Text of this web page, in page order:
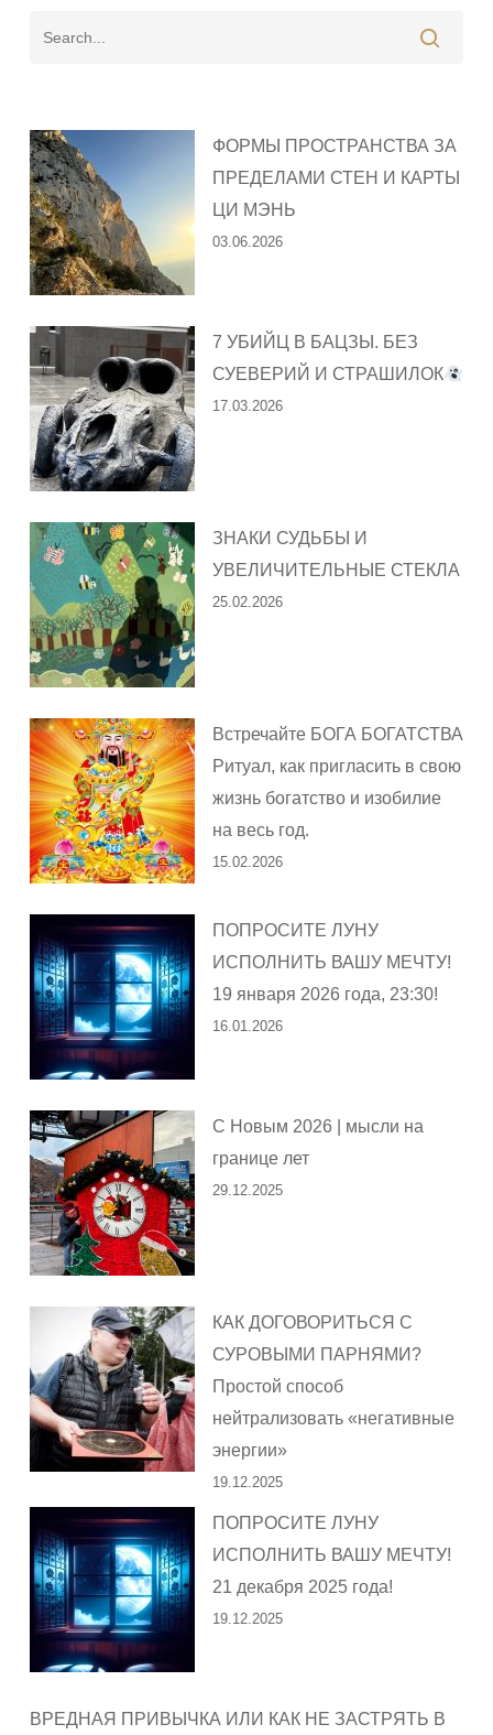
ФОРМЫ ПРОСТРАНСТВА ЗА
ПРЕДЕЛАМИ СТЕН И КАРТЫ
ЦИ МЭНЬ
03.06.2026
7 УБИЙЦ В БАЦЗЫ. БЕЗ
СУЕВЕРИЙ И СТРАШИЛОК
17.03.2026
ЗНАКИ СУДЬБЫ И
УВЕЛИЧИТЕЛЬНЫЕ СТЕКЛА
25.02.2026
Встречайте БОГА БОГАТСТВА
Ритуал, как пригласить в свою
жизнь богатство и изобилие
на весь год.
15.02.2026
ПОПРОСИТЕ ЛУНУ
ИСПОЛНИТЬ ВАШУ МЕЧТУ!
19 января 2026 года, 23:30!
16.01.2026
С Новым 2026 | мысли на
границе лет
29.12.2025
КАК ДОГОВОРИТЬСЯ С
СУРОВЫМИ ПАРНЯМИ?
Простой способ
нейтрализовать «негативные
энергии»
19.12.2025
ПОПРОСИТЕ ЛУНУ
ИСПОЛНИТЬ ВАШУ МЕЧТУ!
21 декабря 2025 года!
19.12.2025
ВРЕДНАЯ ПРИВЫЧКА ИЛИ КАК НЕ ЗАСТРЯТЬ В